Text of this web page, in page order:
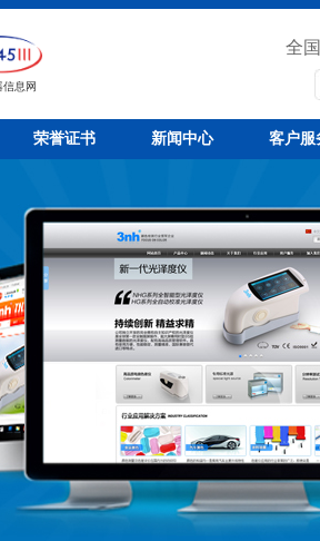
息网
全
荣誉证书 新闻中心 客户服